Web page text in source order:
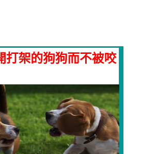
打架的狗狗而不被咬